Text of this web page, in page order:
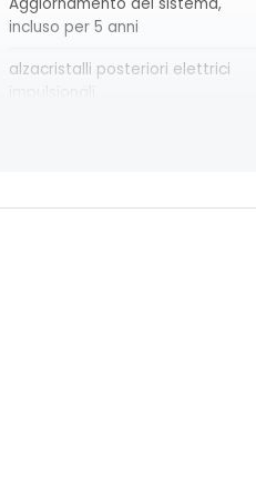
incluso per 5 anni
alzacristalli posteriori elettrici